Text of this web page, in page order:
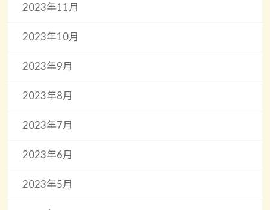
2023年11月
2023年10月
2023年9月
2023年8月
2023年7月
2023年6月
2023年5月